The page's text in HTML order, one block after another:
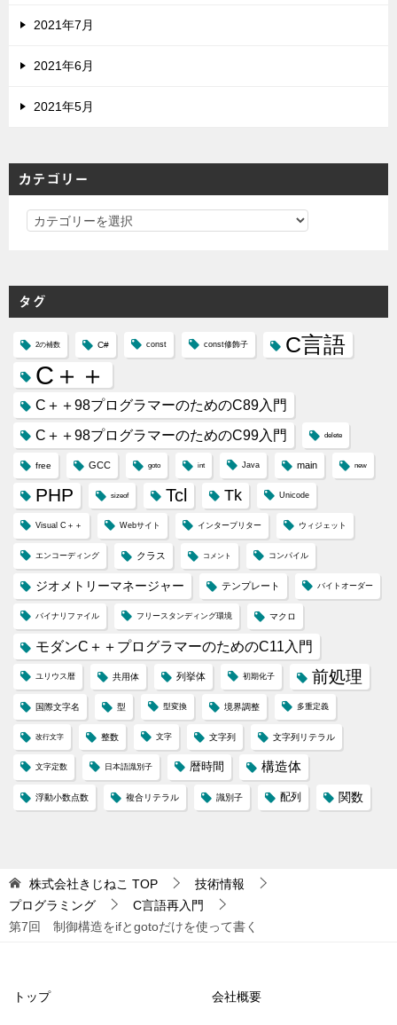
2021年7月
2021年6月
2021年5月
カテゴリー
カ
リ
ー
タグ
2の補数 C# const const修飾子 C言語
C＋＋
C＋＋98プログラマーのためのC89入門
C＋＋98プログラマーのためのC99入門
delete
free GCC goto int Java main new
PHP sizeof Tcl Tk Unicode
Visual C＋＋ Webサイト インタープリター ウィジェット
エンコーディング クラス コメント コンパイル
ジオメトリーマネージャー テンプレート バイトオーダー
バイナリファイル フリースタンディング環境 マクロ
モダンC＋＋プログラマーのためのC11入門
ユリウス暦 共用体 列挙体 初期化子 前処理
国際文字名 型 型変換 境界調整 多重定義
改行文字 整数 文字 文字列 文字列リテラル
文字定数 日本語識別子 暦時間 構造体
浮動小数点数 複合リテラル 識別子 配列 関数
株式会社きじねこ TOP
技術情報
プログラミング
C言語再入門
第7回 制御構造をifとgotoだけを使って書く
トップ 会社概要